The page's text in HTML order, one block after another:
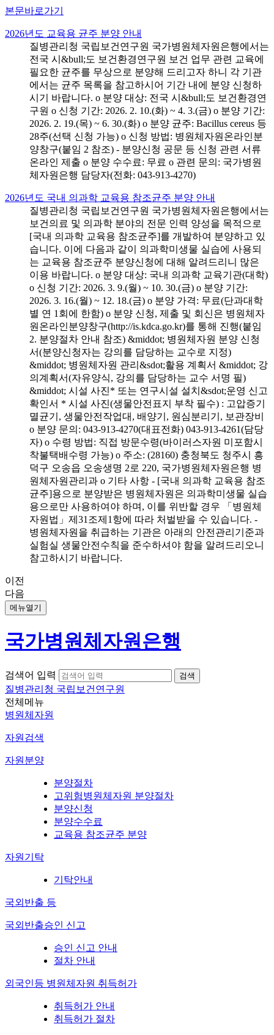
본문바로가기
2026년도 교육용 균주 분양 안내
질병관리청 국립보건연구원 국가병원체자원은행에서는
전국 시&bull;도 보건환경연구원 보건 업무 관련 교육에
필요한 균주를 무상으로 분양해 드리고자 하니 각 기관
에서는 균주 목록을 참고하시어 기간 내에 분양 신청하
시기 바랍니다. o 분양 대상: 전국 시&bull;도 보건환경연
구원 o 신청 기간: 2026. 2. 10.(화) ~ 4. 3.(금) o 분양 기간:
2026. 2. 19.(목) ~ 6. 30.(화) o 분양 균주: Bacillus cereus 등
28주(선택 신청 가능) o 신청 방법: 병원체자원온라인분
양창구(붙임 2 참조) - 분양신청 공문 등 신청 관련 서류
온라인 제출 o 분양 수수료: 무료 o 관련 문의: 국가병원
체자원은행 담당자(전화: 043-913-4270)
2026년도 국내 의과학 교육용 참조균주 분양 안내
질병관리청 국립보건연구원 국가병원체자원은행에서는
보건의료 및 의과학 분야의 전문 인력 양성을 목적으로
[국내 의과학 교육용 참조균주]를 개발하여 분양하고 있
습니다. 이에 다음과 같이 의과학미생물 실습에 사용되
는 교육용 참조균주 분양신청에 대해 알려드리니 많은
이용 바랍니다. o 분양 대상: 국내 의과학 교육기관(대학)
o 신청 기간: 2026. 3. 9.(월) ~ 10. 30.(금) o 분양 기간:
2026. 3. 16.(월) ~ 12. 18.(금) o 분양 가격: 무료(단과대학
별 연 1회에 한함) o 분양 신청, 제출 및 회신은 병원체자
원온라인분양창구(http://is.kdca.go.kr)를 통해 진행(붙임
2. 분양절차 안내 참조) &middot; 병원체자원 분양 신청
서(분양신청자는 강의를 담당하는 교수로 지정)
&middot; 병원체자원 관리&sdot;활용 계획서 &middot; 강
의계획서(자유양식, 강의를 담당하는 교수 서명 필)
&middot; 시설 사진* 또는 연구시설 설치&sdot;운영 신고
확인서 * 시설 사진(생물안전표지 부착 필수) : 고압증기
멸균기, 생물안전작업대, 배양기, 원심분리기, 보관장비
o 분양 문의: 043-913-4270(대표전화) 043-913-4261(담당
자) o 수령 방법: 직접 방문수령(바이러스자원 미포함시
착불택배수령 가능) o 주소: (28160) 충청북도 청주시 흥
덕구 오송읍 오송생명 2로 220, 국가병원체자원은행 병
원체자원관리과 o 기타 사항 - [국내 의과학 교육용 참조
균주]용으로 분양받은 병원체자원은 의과학미생물 실습
용으로만 사용하여야 하며, 이를 위반할 경우 「병원체
자원법」제31조제1항에 따라 처벌받을 수 있습니다. -
병원체자원을 취급하는 기관은 아래의 안전관리기준과
실험실 생물안전수칙을 준수하셔야 함을 알려드리오니
참고하시기 바랍니다.
이전
다음
메뉴열기
국가병원체자원은행
검색어 입력
질병관리청 국립보건연구원
전체메뉴
병원체자원
자원검색
자원분양
분양절차
고위험병원체자원 분양절차
분양신청
분양수수료
교육용 참조균주 분양
자원기탁
기탁안내
국외반출 등
국외반출승인 신고
승인 신고 안내
절차 안내
외국인등 병원체자원 취득허가
취득허가 안내
취득허가 절차